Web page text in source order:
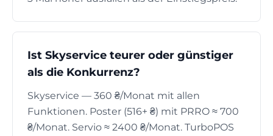
Ist Skyservice teurer oder günstiger
als die Konkurrenz?
Skyservice — 360 ₴/Monat mit allen
Funktionen. Poster (516+ ₴) mit PRRO ≈ 700
₴/Monat. Servio ≈ 2400 ₴/Monat. TurboPOS